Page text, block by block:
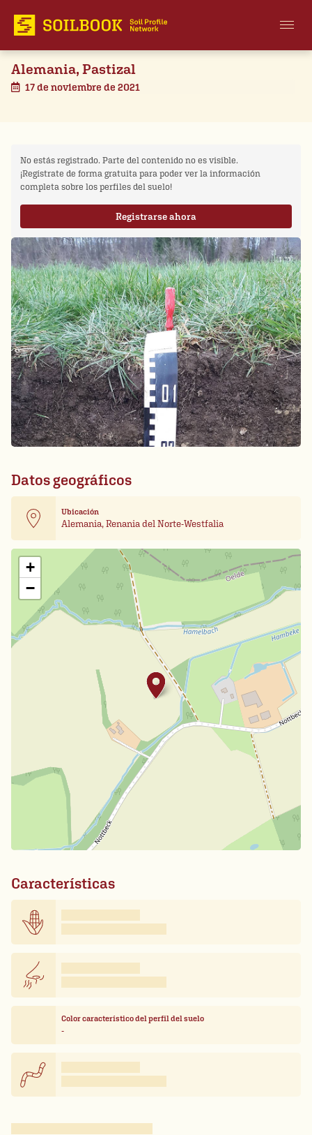
Alemania, Pastizal
17 de noviembre de 2021
No estás registrado. Parte del contenido no es visible.
¡Regístrate de forma gratuita para poder ver la información
completa sobre los perfiles del suelo!
Registrarse ahora
Datos geográficos
Ubicación
Alemania, Renania del Norte-Westfalia
+
−
Características
Color característico del perfil del suelo
-